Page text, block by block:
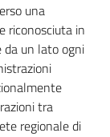
una
riconosciuta in
da un lato ogni
tra
regionale di